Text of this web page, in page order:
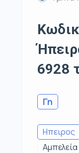
6928
Γη
Ηπειρος
Αμπελεία